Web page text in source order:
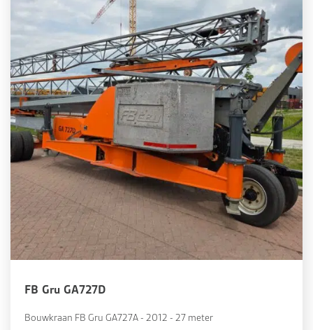
FB Gru GA727D
Bouwkraan FB Gru GA727A - 2012 - 27 meter